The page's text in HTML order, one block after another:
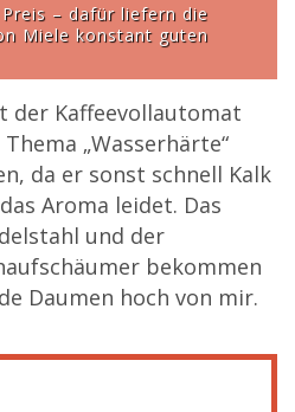
– dafür liefern die
Miele konstant guten
der Kaffeevollautomat
„Wasserhärte“
da er sonst schnell Kalk
Aroma leidet. Das
und der
bekommen
Daumen hoch von mir.